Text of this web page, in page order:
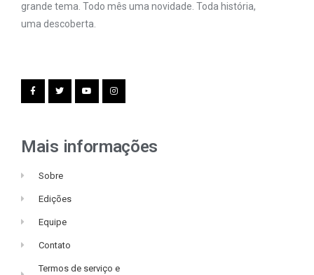
grande tema. Todo mês uma novidade. Toda história,
uma descoberta.
Mais informações
Sobre
Edições
Equipe
Contato
Termos de serviço e